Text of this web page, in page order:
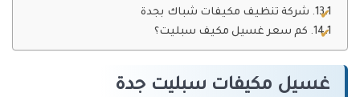
شركة تنظيف مكيفات شباك بجدة
كم سعر غسيل مكيف سبليت؟
غسيل مكيفات سبليت جدة